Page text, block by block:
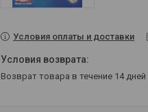
Условия оплаты и доставки
возврат товара в течение 14 дней